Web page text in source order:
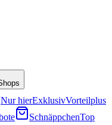
Nur hierExklusivVorteilplus
SchnäppchenTop